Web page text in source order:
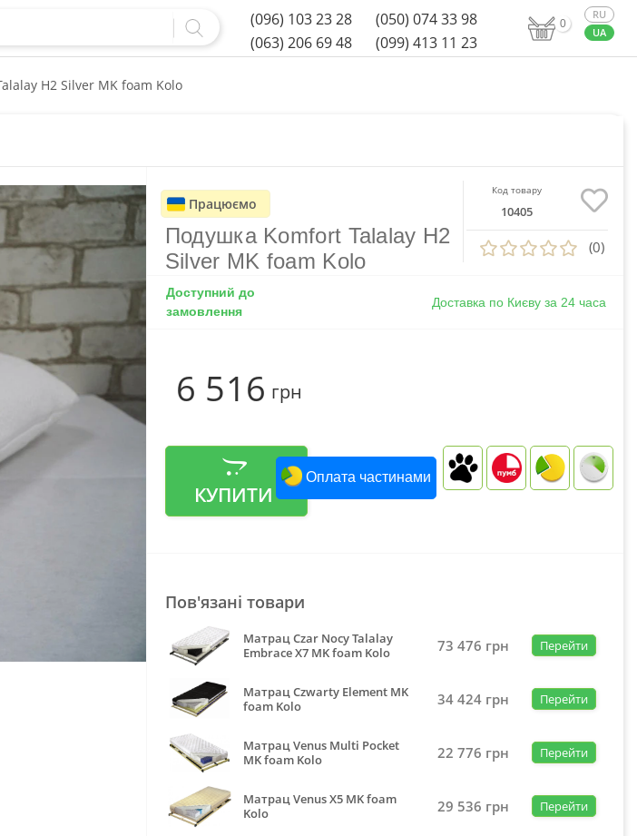
(096) 103 23 28
(050) 074 33 98
(063) 206 69 48
(099) 413 11 23
0
H2 Silver MK foam Kolo
Працюємо
Подушка Komfort Talalay H2
Silver MK foam Kolo
Код товару
10405
(0)
Доступний до
замовлення
Доставка по Києву за 24 часа
6 516грн
КУПИТИ
Оплата частинами
Пов'язані товари
Матрац Czar Nocy Talalay
Embrace X7 MK foam Kolo
73 476 грн Перейти
Матрац Czwarty Element MK
foam Kolo
34 424 грн Перейти
Матрац Venus Multi Pocket
MK foam Kolo
22 776 грн Перейти
Матрац Venus X5 MK foam
Kolo
29 536 грн Перейти